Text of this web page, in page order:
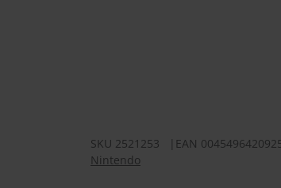
SKU 2521253 EAN
Nintendo